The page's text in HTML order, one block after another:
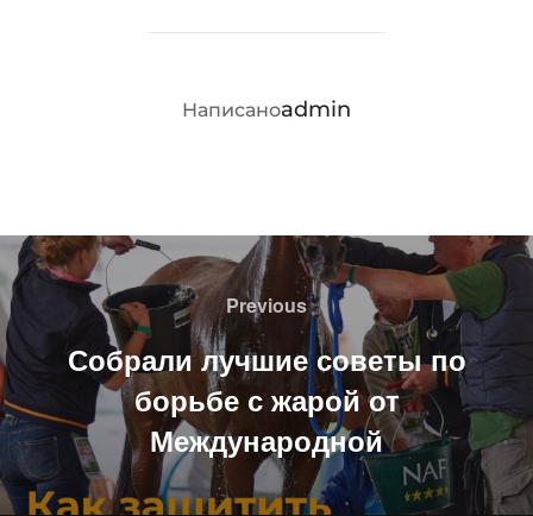
АВТОР ЗАПИСИ
Написаноadmin
Навигация
по
записям
Previous
Previous
Собрали лучшие советы по
борьбе с жарой от
Международной